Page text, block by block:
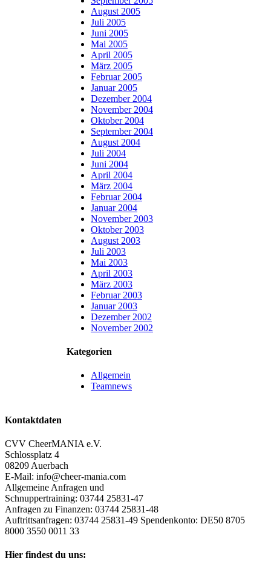
August 2005
Juli 2005
Juni 2005
Mai 2005
April 2005
März 2005
Februar 2005
Januar 2005
Dezember 2004
November 2004
Oktober 2004
September 2004
August 2004
Juli 2004
Juni 2004
April 2004
März 2004
Februar 2004
Januar 2004
November 2003
Oktober 2003
August 2003
Juli 2003
Mai 2003
April 2003
März 2003
Februar 2003
Januar 2003
Dezember 2002
November 2002
Kategorien
Allgemein
Teamnews
Kontaktdaten
CVV CheerMANIA e.V.
Schlossplatz 4
08209 Auerbach
E-Mail: info@cheer-mania.com
Allgemeine Anfragen und
Schnuppertraining: 03744 25831-47
Anfragen zu Finanzen: 03744 25831-48
Auftrittsanfragen: 03744 25831-49 Spendenkonto: DE50 8705
8000 3550 0011 33
Hier findest du uns: